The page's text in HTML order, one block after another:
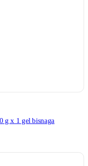
g x 1 gel bisnaga